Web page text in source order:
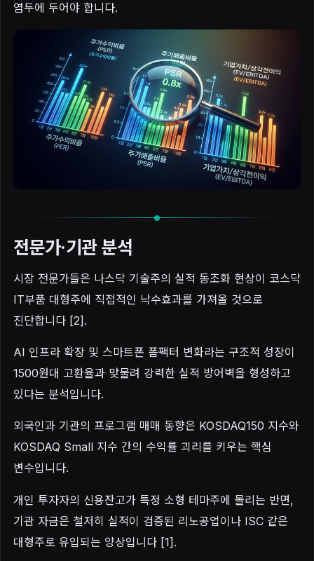
염두에 두어야 합니다.
전문가·기관 분석
시장 전문가들은 나스닥 기술주의 실적 동조화 현상이 코스닥
IT부품 대형주에 직접적인 낙수효과를 가져올 것으로
진단합니다 [2].
AI 인프라 확장 및 스마트폰 폼팩터 변화라는 구조적 성장이
1500원대 고환율과 맞물려 강력한 실적 방어벽을 형성하고
있다는 분석입니다.
외국인과 기관의 프로그램 매매 동향은 KOSDAQ150 지수와
KOSDAQ Small 지수 간의 수익률 괴리를 키우는 핵심
변수입니다.
개인 투자자의 신용잔고가 특정 소형 테마주에 몰리는 반면,
기관 자금은 철저히 실적이 검증된 리노공업이나 ISC 같은
대형주로 유입되는 양상입니다 [1].